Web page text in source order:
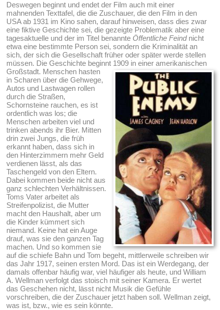
Deswegen beginnt und endet der Film auch mit einer
mahnenden Texttafel, die die Zuschauer, die den Film in den
USA ab 1931 im Kino sahen, darauf hinweisen, dass dies zwar
eine fiktive Geschichte sei, die gezeigte Problematik aber eine
tagesaktuelle und der im Titel benannte Öffentliche Feindnicht
etwa eine bestimmte Person sei, sondern die Kriminalität an
sich, der sich die Gesellschaft früher oder später werde stellen
müssen. Die Geschichte beginnt 1909 in einer amerikanischen
Großstadt. Menschen hasten
in Scharen über die Gehwege,
Autos und Lastwagen rollen
durch die Straßen,
Schornsteine rauchen, es ist
ordentlich was los; die
Menschen arbeiten viel und
trinken abends ihr Bier. Mitten
drin zwei Jungs, die früh
erkannt haben, dass sich in
den Hinterzimmern mehr Geld
verdienen lässt, als das
Taschengeld von den Eltern.
Dabei kommen beide nicht aus
ganz schlechten Verhältnissen.
Toms Vater arbeitet als
Streifenpolizist, die Mutter
macht den Haushalt, aber um
die Kinder kümmert sich
niemand. Keine hat ein Auge
drauf, was sie den ganzen Tag
machen. Und so kommen sie
auf die schiefe Bahn und Tom begeht, mittlerweile schreiben wir
das Jahr 1917, seinen ersten Mord. Das ist ein Werdegang, der
damals offenbar häufig war, viel häufiger als heute, und William
A. Wellman verfolgt das stoisch mit seiner Kamera. Er wertet
das Geschehen nicht, lässt nicht Musik die Gefühle
vorschreiben, die der Zuschauer jetzt haben soll. Wellman zeigt,
was ist, bzw., wie es sein könnte.